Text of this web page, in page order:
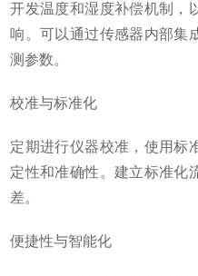
开发温度和湿度补偿机制，
响。可以通过传感器内部集
测参数。
校准与标准化
定期进行仪器校准，使用标
定性和准确性。建立标准化
差。
便捷性与智能化